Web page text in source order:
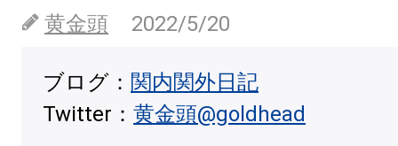
黄金頭
2022/5/20
ブログ： 関内関外日記
Twitter： 黄金頭@goldhead